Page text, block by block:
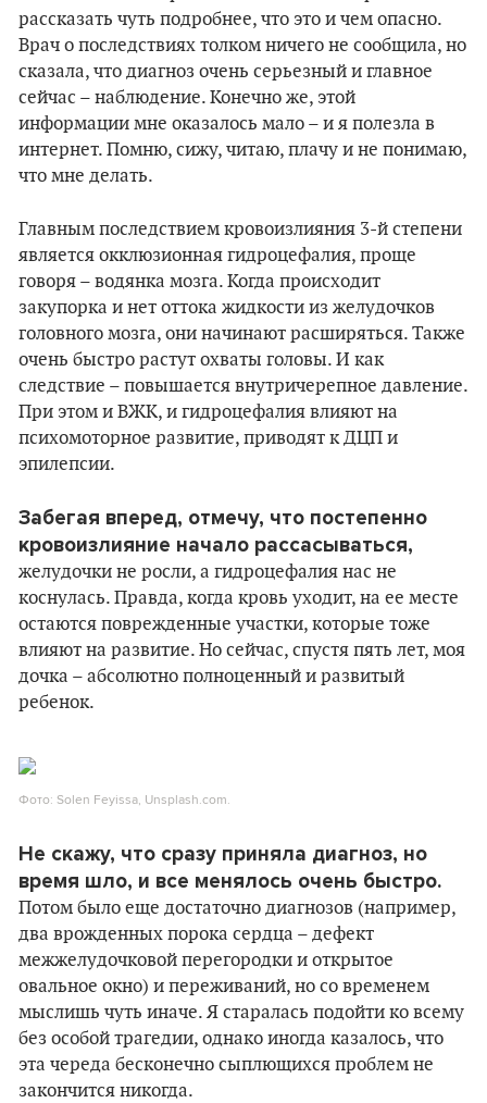
рассказать чуть подробнее, что это и чем опасно.
Врач о последствиях толком ничего не сообщила, но
сказала, что диагноз очень серьезный и главное
сейчас – наблюдение. Конечно же, этой
информации мне оказалось мало – и я полезла в
интернет. Помню, сижу, читаю, плачу и не понимаю,
что мне делать.
Главным последствием кровоизлияния 3-й степени
является окклюзионная гидроцефалия, проще
говоря – водянка мозга. Когда происходит
закупорка и нет оттока жидкости из желудочков
головного мозга, они начинают расширяться. Также
очень быстро растут охваты головы. И как
следствие – повышается внутричерепное давление.
При этом и ВЖК, и гидроцефалия влияют на
психомоторное развитие, приводят к ДЦП и
эпилепсии.
Забегая вперед, отмечу, что постепенно
кровоизлияние начало рассасываться,
желудочки не росли, а гидроцефалия нас не
коснулась. Правда, когда кровь уходит, на ее месте
остаются поврежденные участки, которые тоже
влияют на развитие. Но сейчас, спустя пять лет, моя
дочка – абсолютно полноценный и развитый
ребенок.
Фото: Solen Feyissa, Unsplash.com.
Не скажу, что сразу приняла диагноз, но
время шло, и все менялось очень быстро.
Потом было еще достаточно диагнозов (например,
два врожденных порока сердца – дефект
межжелудочковой перегородки и открытое
овальное окно) и переживаний, но со временем
мыслишь чуть иначе. Я старалась подойти ко всему
без особой трагедии, однако иногда казалось, что
эта череда бесконечно сыплющихся проблем не
закончится никогда.